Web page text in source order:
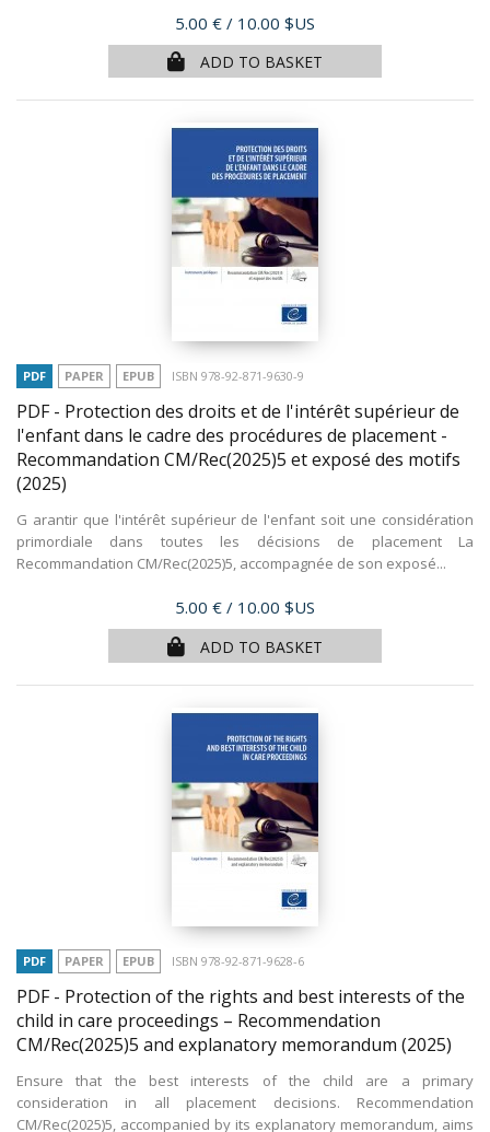
Price
5.00 € / 10.00 $US
ADD TO BASKET
PDF PAPER EPUB ISBN 978-92-871-9630-9
PDF - Protection des droits et de l'intérêt supérieur de
l'enfant dans le cadre des procédures de placement -
Recommandation CM/Rec(2025)5 et exposé des motifs
(2025)
G arantir que l'intérêt supérieur de l'enfant soit une considération
primordiale dans toutes les décisions de placement La
Recommandation CM/Rec(2025)5, accompagnée de son exposé...
Price
5.00 € / 10.00 $US
ADD TO BASKET
PDF PAPER EPUB ISBN 978-92-871-9628-6
PDF - Protection of the rights and best interests of the
child in care proceedings – Recommendation
CM/Rec(2025)5 and explanatory memorandum (2025)
Ensure that the best interests of the child are a primary
consideration in all placement decisions. Recommendation
CM/Rec(2025)5, accompanied by its explanatory memorandum, aims